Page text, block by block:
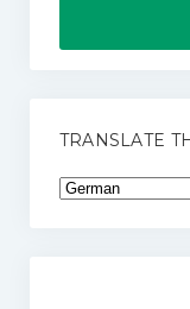
TRANSLATE